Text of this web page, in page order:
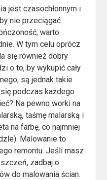
jest czasochłonnym i
nie przeciągać
warto
W tym celu oprócz
się również dobry
o to, by wykupić cały
są jednak takie
podczas każdego
Na pewno worki na
taśmę malarską i
na farbę, co najmniej
Malowanie to
remontu. Jeśli masz
zadbaj o
do malowania ścian.